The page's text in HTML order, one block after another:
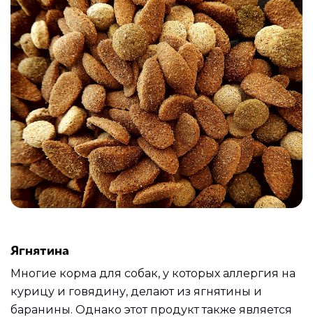
Ягнятина
Многие корма для собак, у которых аллергия на
курицу и говядину, делают из ягнятины и
баранины. Однако этот продукт также является